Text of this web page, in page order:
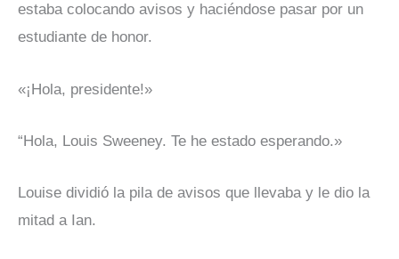
estaba colocando avisos y haciéndose pasar por un
estudiante de honor.
«¡Hola, presidente!»
“Hola, Louis Sweeney. Te he estado esperando.»
Louise dividió la pila de avisos que llevaba y le dio la
mitad a Ian.